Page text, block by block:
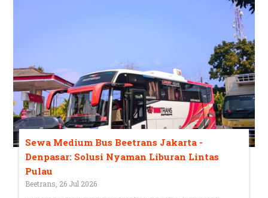
Sewa Medium Bus Beetrans Jakarta -
Denpasar: Solusi Nyaman Liburan Lintas
Pulau
Beetrans, 26 Jul 2026